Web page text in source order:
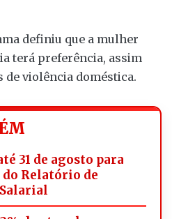
definiu que a mulher
terá preferência, assim
violência doméstica.
31 de agosto para
Relatório de